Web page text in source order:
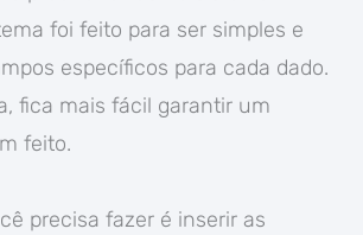
foi feito para ser simples e
específicos para cada dado.
fica mais fácil garantir um
feito.
precisa fazer é inserir as